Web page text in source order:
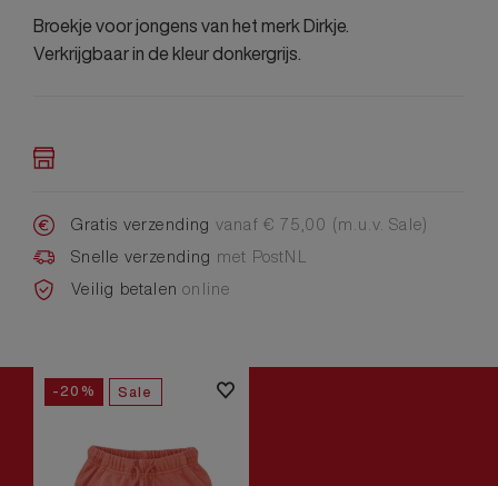
Broekje voor jongens van het merk Dirkje.
Verkrijgbaar in de kleur donkergrijs.
Gratis verzending vanaf € 75,00 (m.u.v. Sale)
Snelle verzending met PostNL
Veilig betalenonline
-20% Sale